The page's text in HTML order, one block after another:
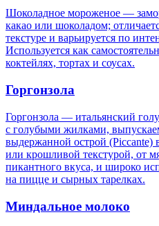
Шоколадное мороженое —
какао или шоколадом;
текстуре и варьируется по
Используется как
коктейлях, тортах и соусах.
Горгонзола
Горгонзола — итальянский
с голубыми жилками,
выдержанной острой (Piccante)
или крошливой текстурой, от
пикантного вкуса, и широко
на пицце и сырных тарелках.
Миндальное молоко